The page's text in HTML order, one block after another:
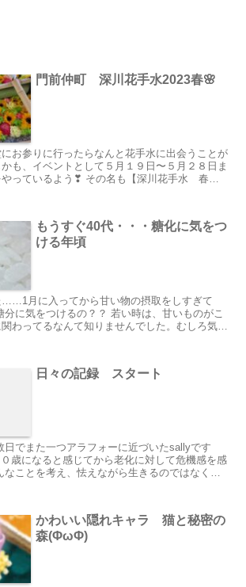
門前仲町 深川花手水2023春🌸
お参りに行ったらなんと花手水に出会うことが
も、イベントとして５月１９日〜５月２８日ま
やっているよう❣ その名も【深川花手水 春
もうすぐ40代・・・糖化に気をつ
ける年頃
……1月に入ってから甘い物の摂取をしすぎて
分に気をつけるの？？ 若い時は、甘いものがこ
わってるなんて知りませんでした。むしろ気を
日々の記録 スタート
日でまた一つアラフォーに近づいたsallyです
歳になると感じてから老化に対して危機感を感
なことを考え、怯えながら生きるのではなく少
かわいい隠れキャラ 猫と秘密の
森(ΦωΦ)